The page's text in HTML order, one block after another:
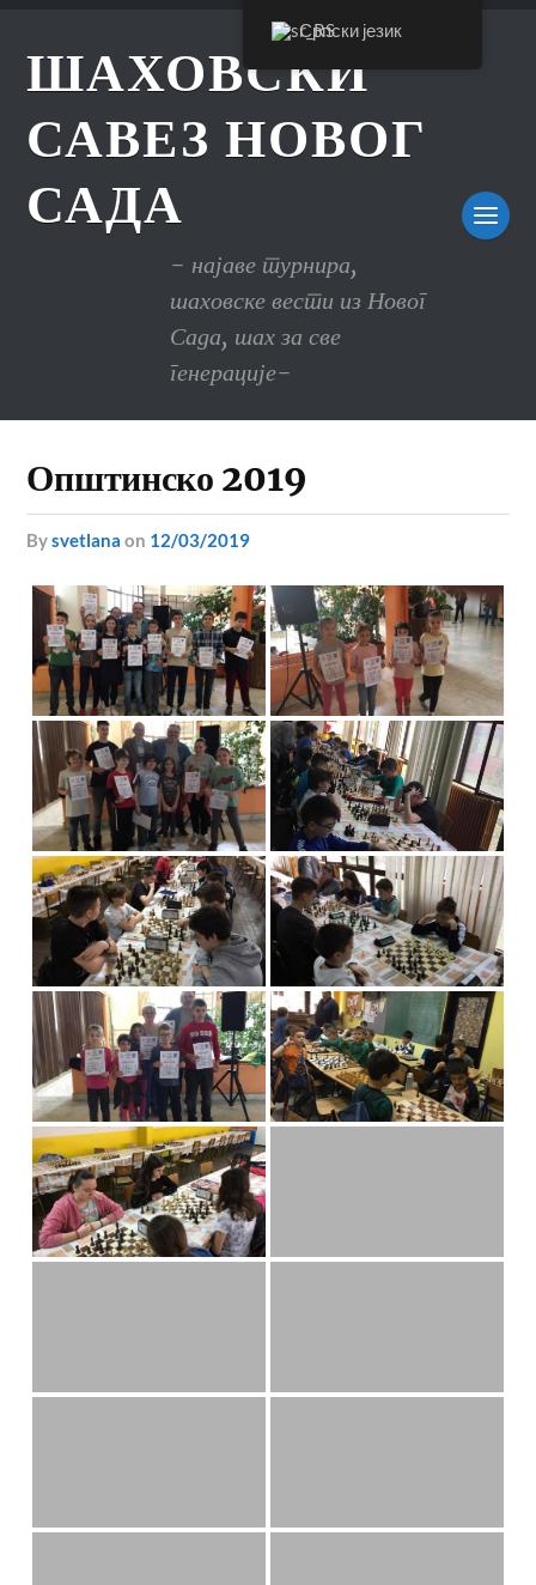
ШАХОВСКИ
САВЕЗ НОВОГ
САДА
- најаве турнира,
шаховске вести из Новог
Сада, шах за све
генерације-
Општинско 2019
bysvetlana on 12/03/2019
Српски језик